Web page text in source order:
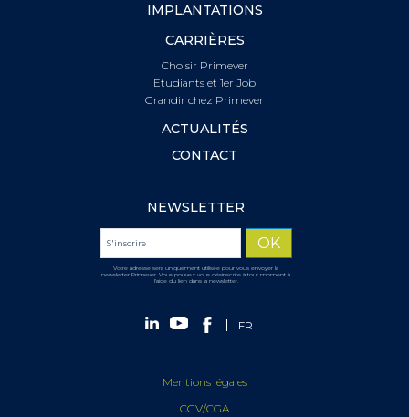
IMPLANTATIONS
CARRIÈRES
Choisir Primever
Etudiants et 1er Job
Grandir chez Primever
ACTUALITÉS
CONTACT
NEWSLETTER
Votre adresse sera uniquement utilisée pour vous envoyer la
newsletter Primever. Vous pouvez vous désinscrire à tout moment à
l'aide du lien dans la newsletter.
FR
Mentions légales
CGV/CGA